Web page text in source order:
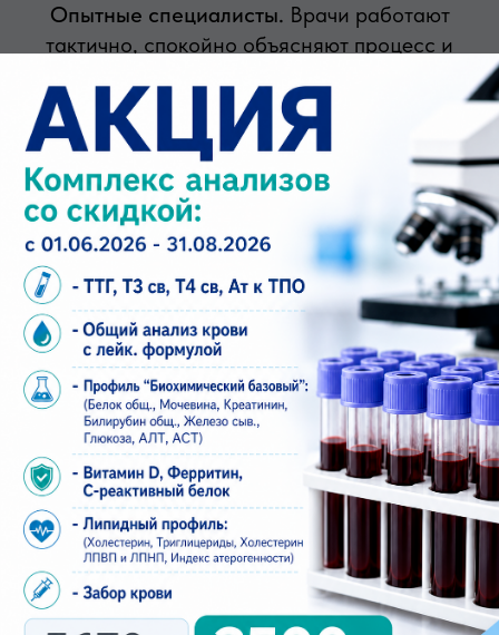
Опытные специалисты. Врачи работают
тактично, спокойно объясняют процесс и
Комфорт и конфиденциальность.
Исследование проходит в отдельном
кабинете, без лишних людей и спешки.
Удобный график.Центр начинает работу с
раннего утра, поэтому можно записаться до
работы или учебы.
Скидки.Действуют льготы: 5% ветеранам,